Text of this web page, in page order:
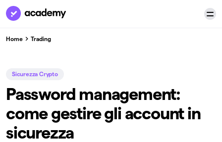
Home Trading
Sicurezza Crypto
Password management:
come gestire gli account in
sicurezza